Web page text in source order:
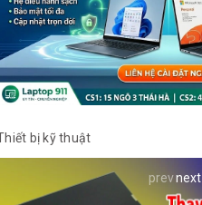
prevnext
bị kỹ thuật